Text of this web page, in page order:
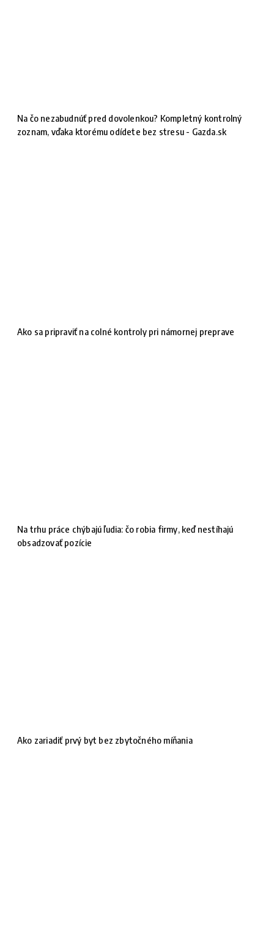
Na čo nezabudnúť pred dovolenkou? Kompletný kontrolný
zoznam, vďaka ktorému odídete bez stresu - Gazda.sk
Ako sa pripraviť na colné kontroly pri námornej preprave
Na trhu práce chýbajú ľudia: čo robia firmy, keď nestíhajú
obsadzovať pozície
Ako zariadiť prvý byt bez zbytočného míňania